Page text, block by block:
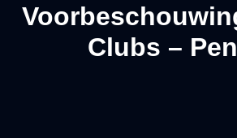
Clubs –